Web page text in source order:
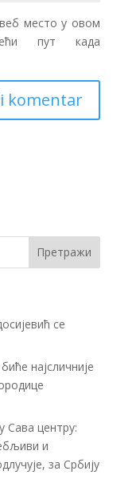
место у овом
пут када
се
најсличније
Сава центру:
и
за Србију